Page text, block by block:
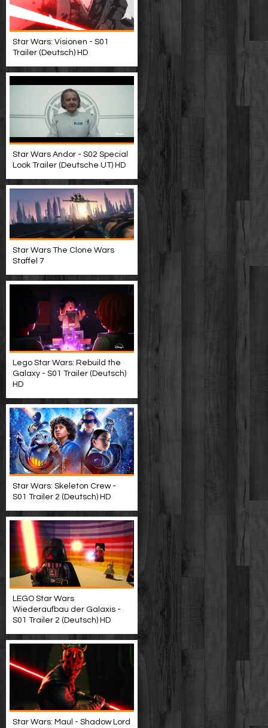
Star Wars: Visionen - S01
Trailer (Deutsch) HD
Star Wars Andor - S02 Special
Look Trailer (Deutsche UT) HD
Star Wars The Clone Wars
Staffel 7
Lego Star Wars: Rebuild the
Galaxy - S01 Trailer (Deutsch)
HD
Star Wars: Skeleton Crew -
S01 Trailer 2 (Deutsch) HD
LEGO Star Wars
Wiederaufbau der Galaxis -
S01 Trailer 2 (Deutsch) HD
Star Wars: Maul - Shadow Lord